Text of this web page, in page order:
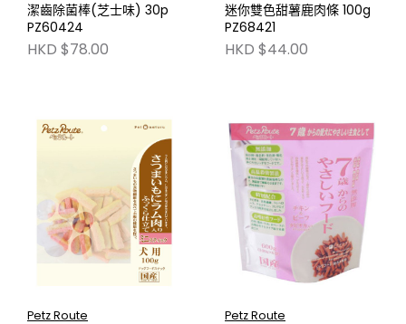
潔齒除菌棒(芝士味) 30p
PZ60424
HKD $78.00
迷你雙色甜薯鹿肉條 100g
PZ68421
HKD $44.00
Petz Route Petz Route